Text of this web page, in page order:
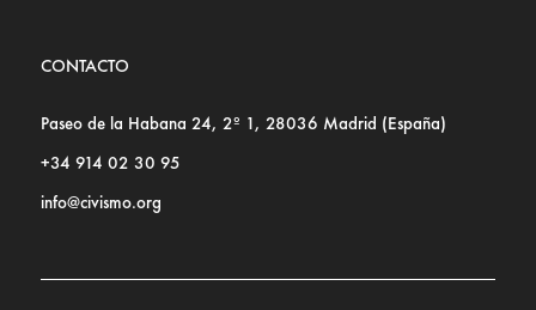
CONTACTO
Paseo de la Habana 24, 2º 1, 28036 Madrid (España)
+34 914 02 30 95
info@civismo.org